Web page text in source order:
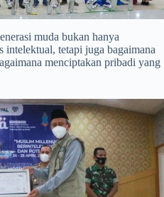
muda bukan hanya
intelektual, tetapi juga bagaimana
menciptakan pribadi yang